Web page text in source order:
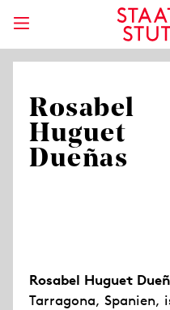
Rosabel
Huguet
Dueñas
Rosabel Huguet
Tarragona, Spanien,